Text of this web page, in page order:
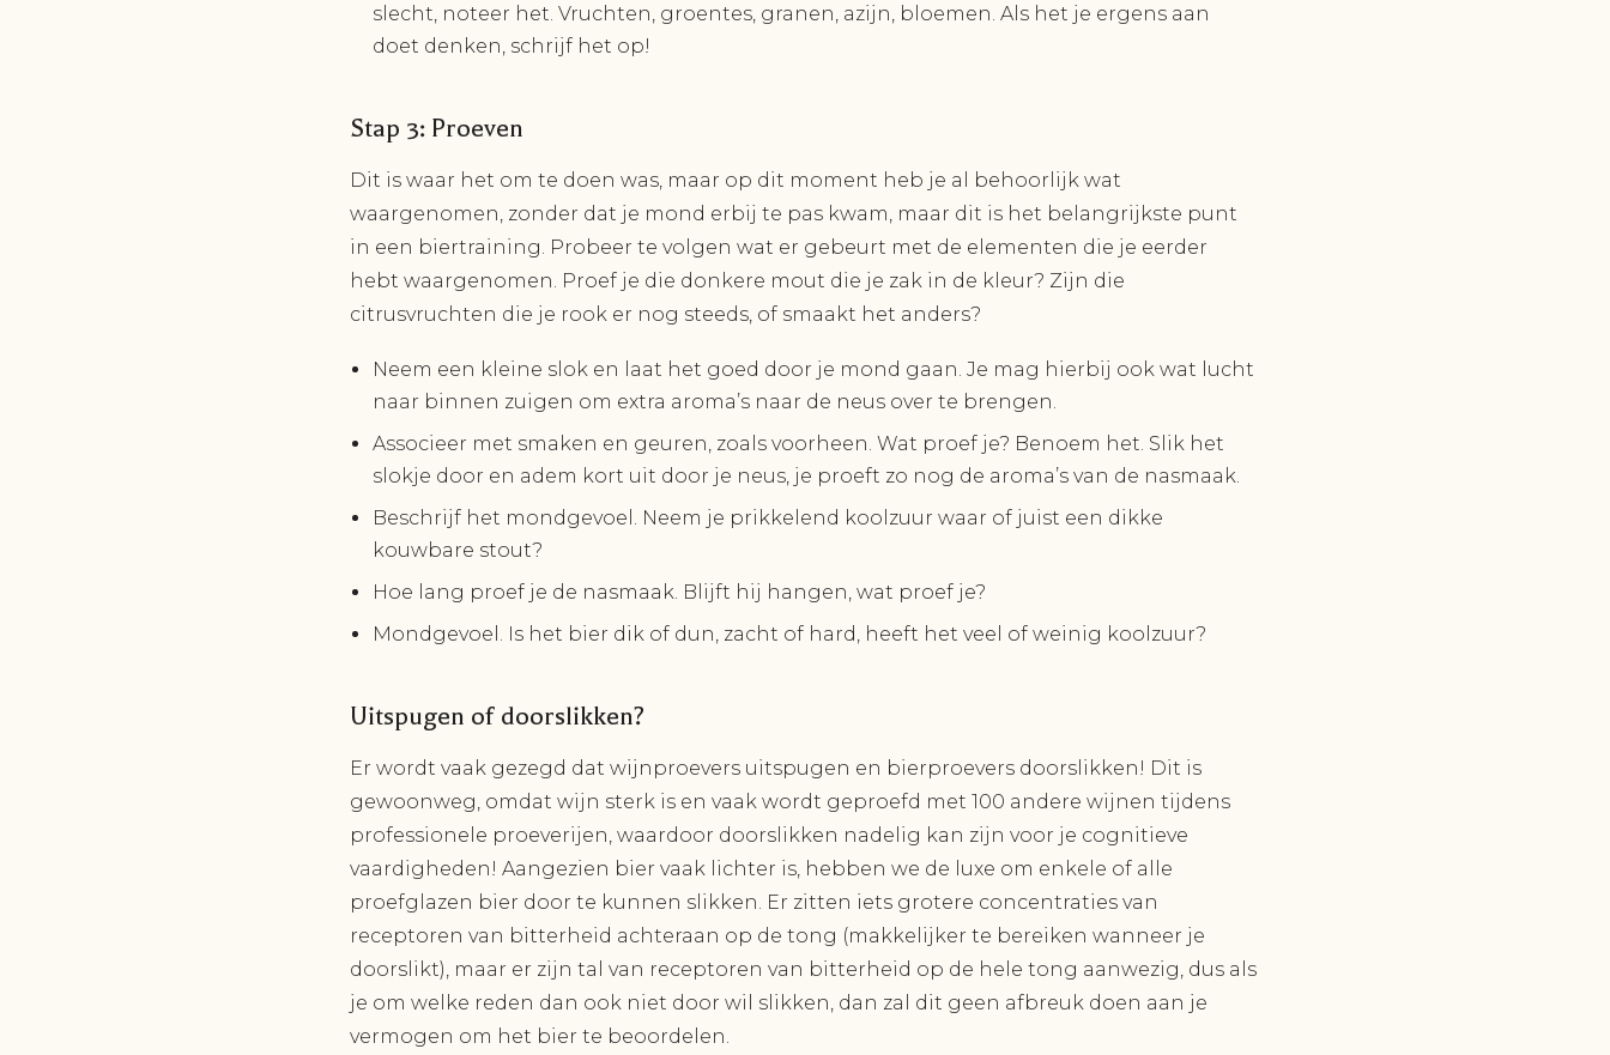
slecht, noteer het. Vruchten, groentes, granen, azijn, bloemen. Als het je ergens aan
doet denken, schrijf het op!
Stap 3: Proeven
Dit is waar het om te doen was, maar op dit moment heb je al behoorlijk wat
waargenomen, zonder dat je mond erbij te pas kwam, maar dit is het belangrijkste punt
in een biertraining. Probeer te volgen wat er gebeurt met de elementen die je eerder
hebt waargenomen. Proef je die donkere mout die je zak in de kleur? Zijn die
citrusvruchten die je rook er nog steeds, of smaakt het anders?
Neem een kleine slok en laat het goed door je mond gaan. Je mag hierbij ook wat lucht
naar binnen zuigen om extra aroma’s naar de neus over te brengen.
Associeer met smaken en geuren, zoals voorheen. Wat proef je? Benoem het. Slik het
slokje door en adem kort uit door je neus, je proeft zo nog de aroma’s van de nasmaak.
Beschrijf het mondgevoel. Neem je prikkelend koolzuur waar of juist een dikke
kouwbare stout?
Hoe lang proef je de nasmaak. Blijft hij hangen, wat proef je?
Mondgevoel. Is het bier dik of dun, zacht of hard, heeft het veel of weinig koolzuur?
Uitspugen of doorslikken?
Er wordt vaak gezegd dat wijnproevers uitspugen en bierproevers doorslikken! Dit is
gewoonweg, omdat wijn sterk is en vaak wordt geproefd met 100 andere wijnen tijdens
professionele proeverijen, waardoor doorslikken nadelig kan zijn voor je cognitieve
vaardigheden! Aangezien bier vaak lichter is, hebben we de luxe om enkele of alle
proefglazen bier door te kunnen slikken. Er zitten iets grotere concentraties van
receptoren van bitterheid achteraan op de tong (makkelijker te bereiken wanneer je
doorslikt), maar er zijn tal van receptoren van bitterheid op de hele tong aanwezig, dus als
je om welke reden dan ook niet door wil slikken, dan zal dit geen afbreuk doen aan je
vermogen om het bier te beoordelen.